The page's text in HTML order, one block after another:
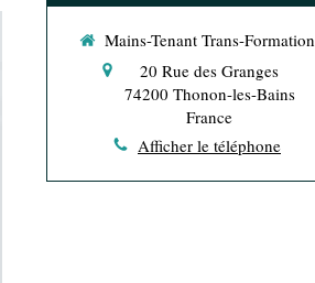
Mains-Tenant Trans-Formation
20 Rue des Granges
74200 Thonon-les-Bains
France
Afficher le téléphone